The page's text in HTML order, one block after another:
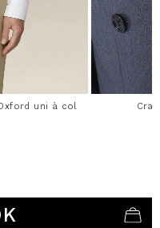
uni à col